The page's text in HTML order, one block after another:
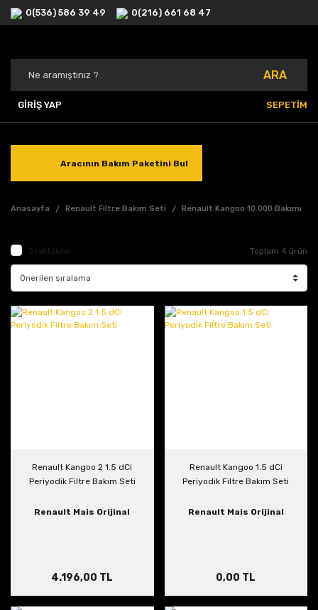
0(536) 586 39 49 0(216) 661 68 47
ARA
GİRİŞ YAP SEPETİM
Aracının Bakım Paketini Bul
Anasayfa Renault Filtre Bakım Seti Renault Kangoo 10.000 Bakımı
Stoktakiler Toplam 4 ürün
Renault Kangoo 2 1.5 dCi
Periyodik Filtre Bakım Seti
Renault Mais Orijinal
4.196,00 TL
Renault Kangoo 1.5 dCi
Periyodik Filtre Bakım Seti
Renault Mais Orijinal
0,00 TL